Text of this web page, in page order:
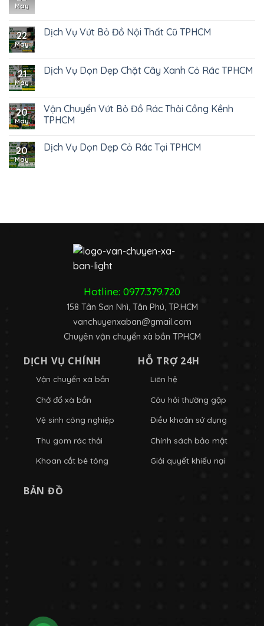
May
22
May
Dịch Vụ Vứt Bỏ Đồ Nội Thất Cũ TPHCM
21
May
Dịch Vụ Dọn Dẹp Chặt Cây Xanh Cỏ Rác TPHCM
20
May
Vận Chuyển Vứt Bỏ Đồ Rác Thải Cồng Kềnh
TPHCM
20
May
Dịch Vụ Dọn Dẹp Cỏ Rác Tại TPHCM
Hotline: 0977.379.720
158 Tân Sơn Nhì, Tân Phú, TP.HCM
vanchuyenxaban@gmail.com
Chuyên vận chuyển xà bần TPHCM
DỊCH VỤ CHÍNH
Vận chuyển xà bần
Chở đổ xà bần
Vệ sinh công nghiệp
Thu gom rác thải
Khoan cắt bê tông
HỖ TRỢ 24H
Liên hệ
Câu hỏi thường gặp
Điều khoản sử dụng
Chính sách bảo mật
Giải quyết khiếu nại
BẢN ĐỒ